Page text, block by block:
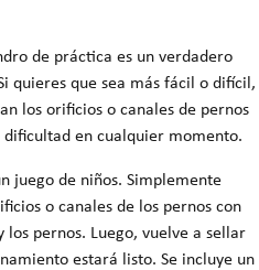
de práctica es un verdadero
quieres que sea más fácil o difícil,
los orificios o canales de pernos
en cualquier momento.
juego de niños. Simplemente
o canales de los pernos con
pernos. Luego, vuelve a sellar
estará listo. Se incluye un